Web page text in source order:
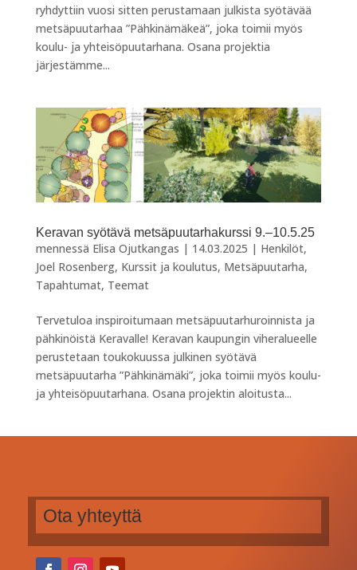
ryhdyttiin vuosi sitten perustamaan julkista syötävää
metsäpuutarhaa ”Pähkinämäkeä”, joka toimii myös
koulu- ja yhteisöpuutarhana. Osana projektia
järjestämme...
Keravan syötävä metsäpuutarhakurssi 9.–10.5.25
mennessä Elisa Ojutkangas | 14.03.2025 | Henkilöt,
Joel Rosenberg, Kurssit ja koulutus, Metsäpuutarha,
Tapahtumat, Teemat
Tervetuloa inspiroitumaan metsäpuutarhuroinnista ja
pähkinöistä Keravalle! Keravan kaupungin viheralueelle
perustetaan toukokuussa julkinen syötävä
metsäpuutarha ”Pähkinämäki”, joka toimii myös koulu-
ja yhteisöpuutarhana. Osana projektin aloitusta...
Ota yhteyttä